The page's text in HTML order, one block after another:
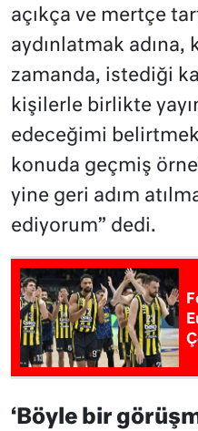
açıkça ve mertçe
aydınlatmak
zamanda, istediği
kişilerle birlikte
edeceğimi
konuda geçmiş
yine geri adım
ediyorum” dedi.
‘Böyle bir